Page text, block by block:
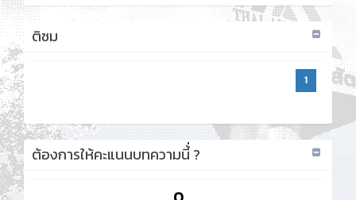
ติชม
1
ต้องการให้คะแนนบทความนี้่ ?